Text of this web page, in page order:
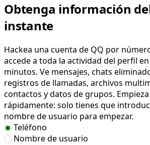
Obtenga información
instante
Hackea una cuenta de QQ por
accede a toda la actividad del perfil
minutos. Ve mensajes, chats
registros de llamadas, archivos
contactos y datos de grupos.
rápidamente: solo tienes que
nombre de usuario para empezar.
Teléfono
Nombre de usuario